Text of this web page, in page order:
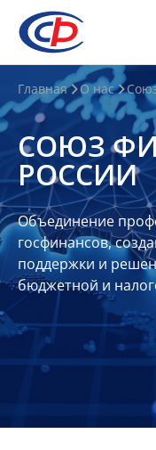
О
нас
О
СФР
Совет
Союза
Участники
Планы
отчеты
Контакты
Главная О нас
СОЮЗ
РОССИИ
Объединение
госфинансов,
поддержки и
бюджетной и